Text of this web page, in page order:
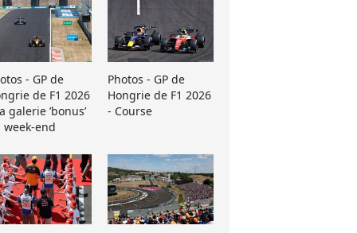
- GP de
de F1 2026
galerie ’bonus’
week-end
Photos - GP de
Hongrie de F1 2026
- Course